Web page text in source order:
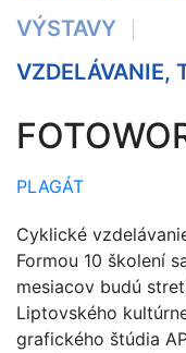
VÝSTAVY
VZDELÁVANIE,
PLAGÁT
Cyklické
Formou 10 školení
mesiacov budú
Liptovského
grafického štúdia